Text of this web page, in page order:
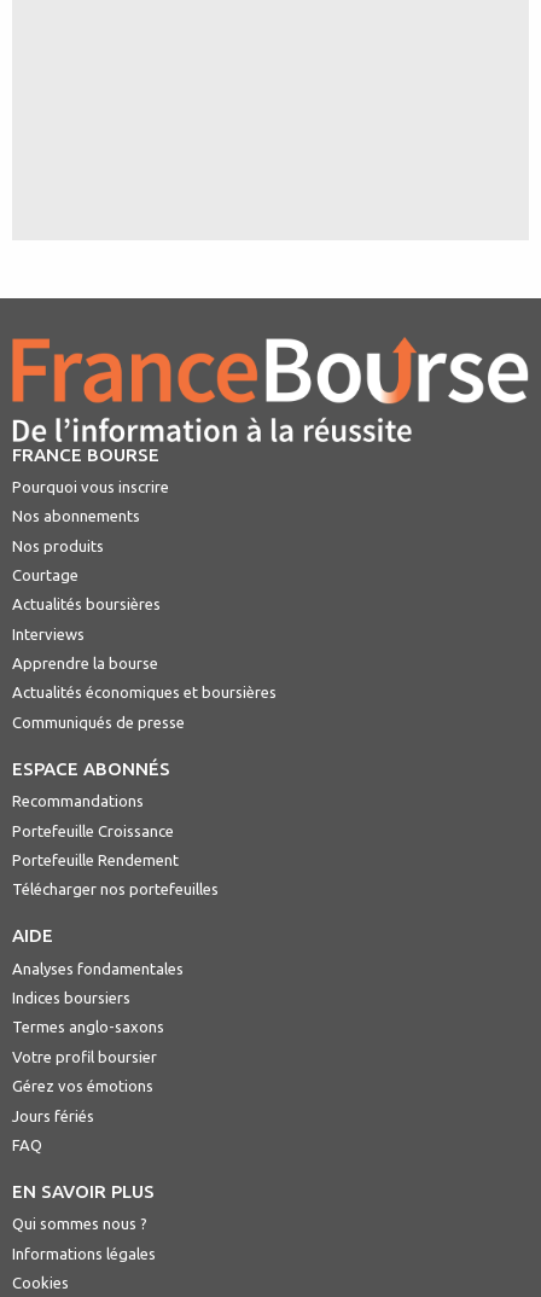
FRANCE BOURSE
Pourquoi vous inscrire
Nos abonnements
Nos produits
Courtage
Actualités boursières
Interviews
Apprendre la bourse
Actualités économiques et boursières
Communiqués de presse
ESPACE ABONNÉS
Recommandations
Portefeuille Croissance
Portefeuille Rendement
Télécharger nos portefeuilles
AIDE
Analyses fondamentales
Indices boursiers
Termes anglo-saxons
Votre profil boursier
Gérez vos émotions
Jours fériés
FAQ
EN SAVOIR PLUS
Qui sommes nous ?
Informations légales
Cookies